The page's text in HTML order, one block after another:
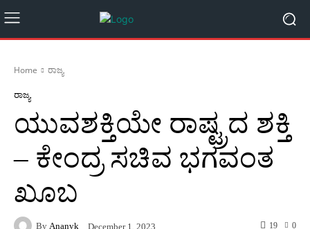
Home ರಾಜ್ಯ
ರಾಜ್ಯ
ಯುವಶಕ್ತಿಯೇ ರಾಷ್ಟ್ರದ ಶಕ್ತಿ
– ಕೇಂದ್ರ ಸಚಿವ ಭಗವಂತ
ಖೂಬ
By Ananvk December 1, 2023 0
19